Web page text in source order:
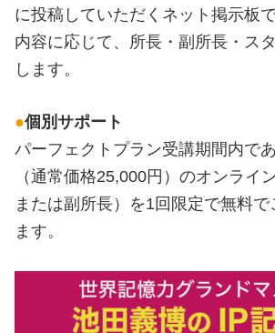
に投稿していただくネット掲示板で
内容に応じて、所長・副所長・ス
します。
●個別サポート
パーフェクトプラン受講期間内で
（通常価格25,000円）のオンライ
または副所長）を1回限定で無料
ます。